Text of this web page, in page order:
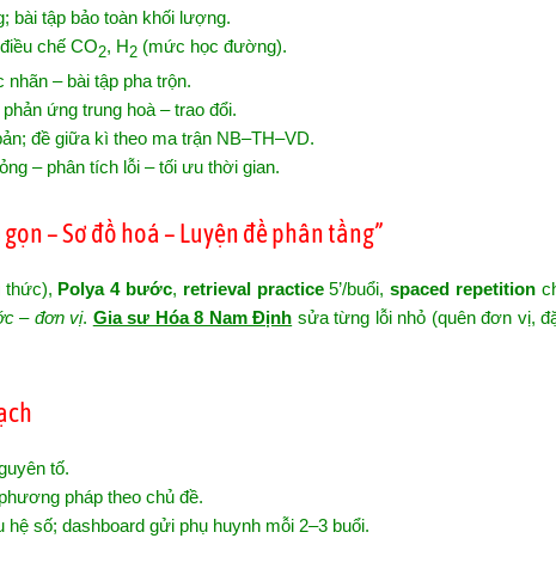
bài tập bảo toàn khối lượng.
chế CO2, H2 (mức học đường).
– bài tập pha trộn.
ứng trung hoà – trao đổi.
đề giữa kì theo ma trận NB–TH–VD.
– phân tích lỗi – tối ưu thời gian.
– Sơ đồ hoá – Luyện đề phân tầng”
Polya 4 bước, retrieval practice5’/buổi,spaced repetition
– đơn vị. Gia sư Hóa 8 Nam Định sửa từng lỗi nhỏ (quên đơn vị,
tố.
pháp theo chủ đề.
số; dashboard gửi phụ huynh mỗi 2–3 buổi.